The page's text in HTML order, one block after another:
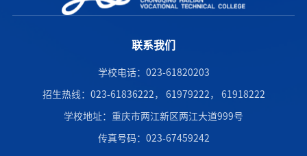
联系我们
学校电话：023-61820203
招生热线：023-61836222， 61979222， 61918222
学校地址：重庆市两江新区两江大道999号
传真号码：023-67459242